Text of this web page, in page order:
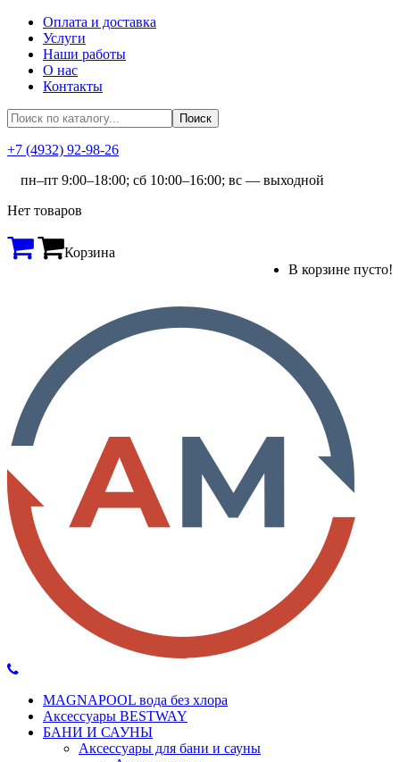
Оплата и доставка
Услуги
Наши работы
О нас
Контакты
+7 (4932) 92-98-26
пн–пт 9:00–18:00; сб 10:00–16:00; вс — выходной
Нет товаров
Корзина
В корзине пусто!
MAGNAPOOL вода без хлора
Аксессуары BESTWAY
БАНИ И САУНЫ
Аксессуары для бани и сауны